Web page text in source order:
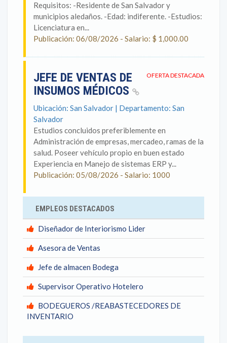
Requisitos: -Residente de San Salvador y
municipios aledaños. -Edad: indiferente. -Estudios:
Licenciatura en...
Publicación: 06/08/2026 - Salario: $ 1,000.00
OFERTA DESTACADA
JEFE DE VENTAS DE
INSUMOS MÉDICOS
Ubicación: San Salvador | Departamento: San
Salvador
Estudios concluidos preferiblemente en
Administración de empresas, mercadeo, ramas de la
salud. Poseer vehículo propio en buen estado
Experiencia en Manejo de sistemas ERP y...
Publicación: 05/08/2026 - Salario: 1000
EMPLEOS DESTACADOS
Diseñador de Interiorismo Lider
Asesora de Ventas
Jefe de almacen Bodega
Supervisor Operativo Hotelero
BODEGUEROS /REABASTECEDORES DE
INVENTARIO